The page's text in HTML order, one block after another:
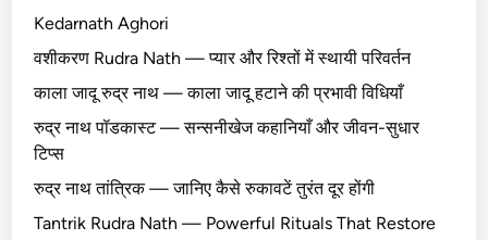
Kedarnath Aghori
वशीकरण Rudra Nath — प्यार और रिश्तों में स्थायी परिवर्तन
काला जादू रुद्र नाथ — काला जादू हटाने की प्रभावी विधियाँ
रुद्र नाथ पॉडकास्ट — सन्सनीखेज कहानियाँ और जीवन-सुधार
टिप्स
रुद्र नाथ तांत्रिक — जानिए कैसे रुकावटें तुरंत दूर होंगी
Tantrik Rudra Nath — Powerful Rituals That Restore